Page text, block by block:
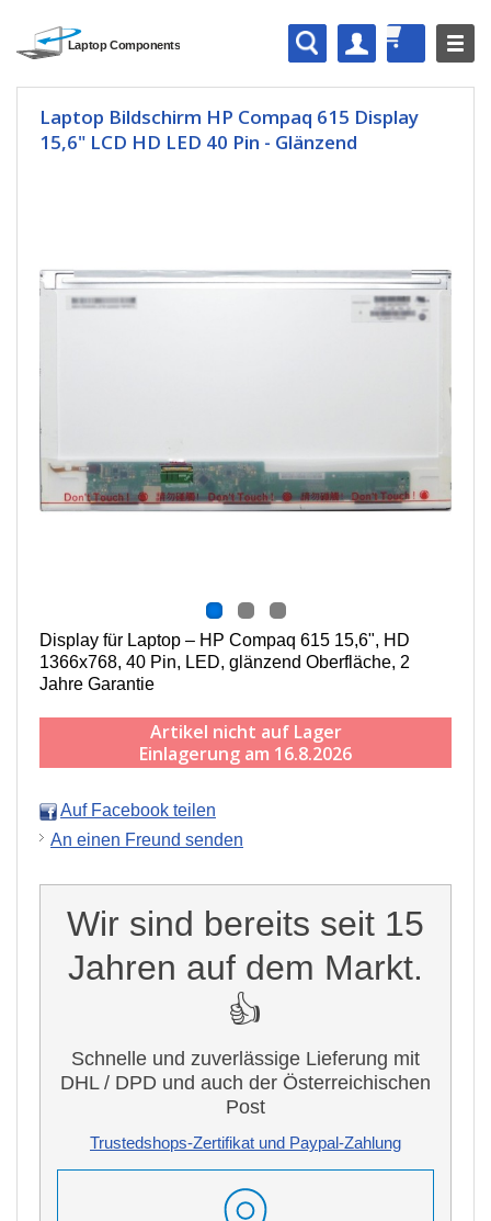
Laptop Bildschirm HP Compaq 615 Display
15,6" LCD HD LED 40 Pin - Glänzend
Display für Laptop – HP Compaq 615 15,6", HD
1366x768, 40 Pin, LED, g länzend Oberfläche, 2
Jahre Garantie
Artikel nicht auf Lager
Einlagerung am 16.8.2026
Auf Facebook teilen
An einen Freund senden
Wir sind bereits seit 15
Jahren auf dem Markt.
👍
Schnelle und zuverlässige Lieferung mit
DHL / DPD und auch der Österreichischen
Post
Trustedshops-Zertifikat und Paypal-Zahlung